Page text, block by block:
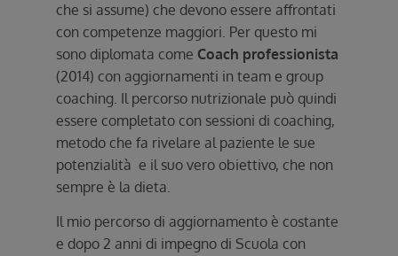
che si assume) che devono essere affrontati
con competenze maggiori. Per questo mi
sono diplomata come Coach professionista
(2014) con aggiornamenti in team e group
coaching. Il percorso nutrizionale può quindi
essere completato con sessioni di coaching,
metodo che fa rivelare al paziente le sue
potenzialità e il suo vero obiettivo, che non
sempre è la dieta.
Il mio percorso di aggiornamento è costante
e dopo 2 anni di impegno di Scuola con